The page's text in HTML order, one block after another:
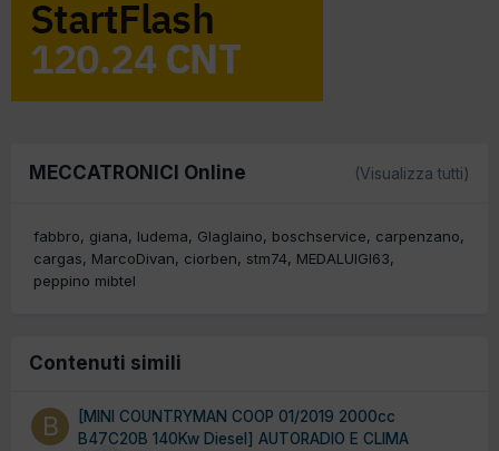
MECCATRONICI Online (Visualizza tutti)
fabbro giana ludema Glaglaino boschservice
carpenzano
cargas
MarcoDivan ciorben stm74
MEDALUIGI63
peppino mibtel
Contenuti simili
[MINI COUNTRYMAN COOP 01/2019 2000cc
B47C20B 140Kw Diesel] AUTORADIO E CLIMA